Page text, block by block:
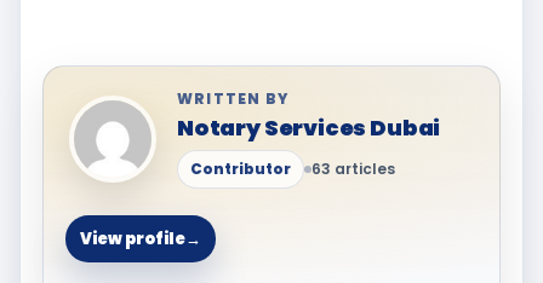
WRITTEN BY
Notary Services Dubai
Contributor 63 articles
View profile→